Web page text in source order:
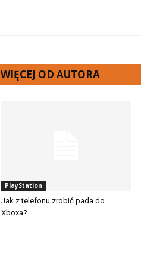
WIĘCEJ OD AUTORA
PlayStation
Jak z telefonu zrobić pada do
Xboxa?